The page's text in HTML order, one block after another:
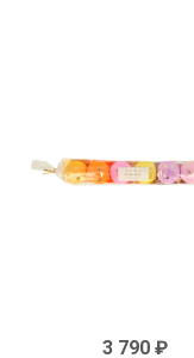
3 790 ₽